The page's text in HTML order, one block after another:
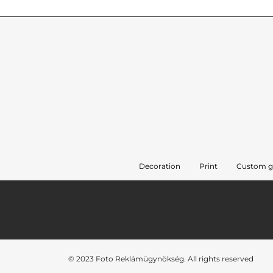
Decoration Print Custom
© 2023 Foto Reklámügynökség. All rights reserved